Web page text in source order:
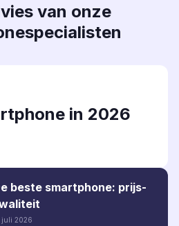
van onze
in 2026
beste smartphone: prijs-
juli 2026